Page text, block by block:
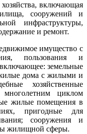
включающая
сооружений и
инфраструктуры,
и ремонт.
имущество с
пользования и
земельные
дома с жилыми и
хозяйственные
циклом
жилые помещения в
пригодные для
сооружения и
жилищной сферы.